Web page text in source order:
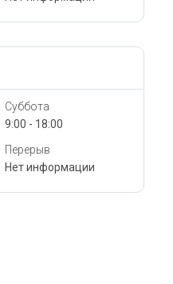
Суббота
9:00 - 18:00
Перерыв
Нет информации